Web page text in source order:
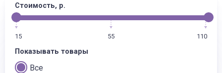
Стоимость, р.
15 55 110
Показывать товары
Все